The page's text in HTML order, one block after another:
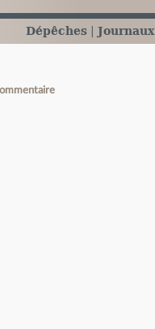
Dépêches Journaux